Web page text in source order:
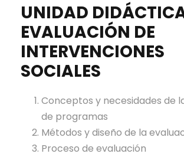
UNIDAD
EVALUACIÓN DE
INTERVENCIONES
SOCIALES
Conceptos y necesidades de
de programas
Métodos y diseño de la
Proceso de evaluación